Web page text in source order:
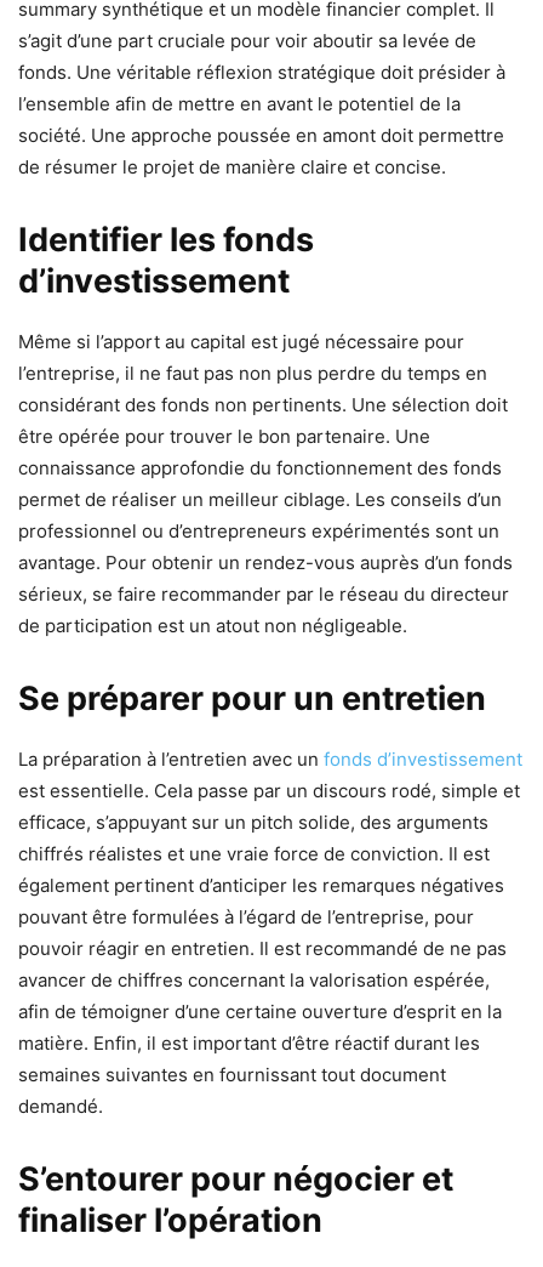
summary synthétique et un modèle financier complet. Il
s’agit d’une part cruciale pour voir aboutir sa levée de
fonds. Une véritable réflexion stratégique doit présider à
l’ensemble afin de mettre en avant le potentiel de la
société. Une approche poussée en amont doit permettre
de résumer le projet de manière claire et concise.
Identifier les fonds
d’investissement
Même si l’apport au capital est jugé nécessaire pour
l’entreprise, il ne faut pas non plus perdre du temps en
considérant des fonds non pertinents. Une sélection doit
être opérée pour trouver le bon partenaire. Une
connaissance approfondie du fonctionnement des fonds
permet de réaliser un meilleur ciblage. Les conseils d’un
professionnel ou d’entrepreneurs expérimentés sont un
avantage. Pour obtenir un rendez-vous auprès d’un fonds
sérieux, se faire recommander par le réseau du directeur
de participation est un atout non négligeable.
Se préparer pour un entretien
La préparation à l’entretien avec un fonds d’investissement
est essentielle. Cela passe par un discours rodé, simple et
efficace, s’appuyant sur un pitch solide, des arguments
chiffrés réalistes et une vraie force de conviction. Il est
également pertinent d’anticiper les remarques négatives
pouvant être formulées à l’égard de l’entreprise, pour
pouvoir réagir en entretien. Il est recommandé de ne pas
avancer de chiffres concernant la valorisation espérée,
afin de témoigner d’une certaine ouverture d’esprit en la
matière. Enfin, il est important d’être réactif durant les
semaines suivantes en fournissant tout document
demandé.
S’entourer pour négocier et
finaliser l’opération